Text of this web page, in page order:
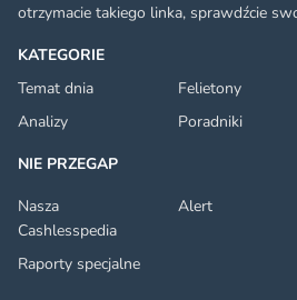
KATEGORIE
Temat dnia
Felietony
Analizy
Poradniki
NIE PRZEGAP
Nasza
Cashlesspedia
Alert
Raporty specjalne
otrzymacie takiego linka, sprawdźcie